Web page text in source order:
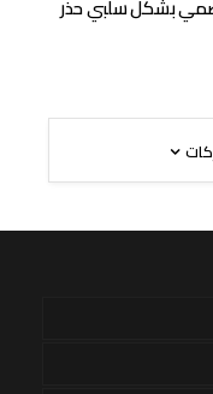
بشكل سلبي حذر